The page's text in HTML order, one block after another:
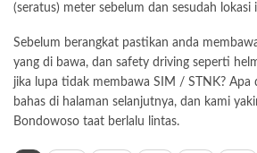
(seratus) meter sebelum dan sesudah lokasi
Sebelum berangkat pastikan anda
yang di bawa, dan safety driving seperti
jika lupa tidak membawa SIM / STNK? Apa
bahas di halaman selanjutnya, dan kami
Bondowoso taat berlalu lintas.